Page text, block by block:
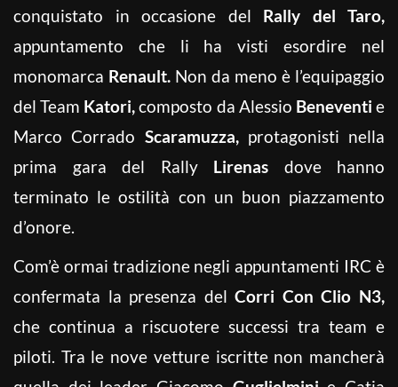
conquistato in occasione del Rally
del Taro,
appuntamento che li ha visti esordire nel
monomarca Renault. Non da meno è l’equipaggio
del Team Katori,composto da Alessio Beneventi e
Marco Corrado Scaramuzza,protagonisti nella
prima gara del Rally Lirenas dove hanno
terminato le ostilità con un buon piazzamento
d’onore.
Com’è ormai tradizione negli appuntamenti IRC è
confermata la presenza del Corri Con Clio N3,
che continua a riscuotere successi tra team e
piloti. Tra le nove vetture iscritte non mancherà